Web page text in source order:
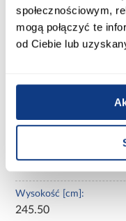
społecznościowym,
mogą połączyć te
od Ciebie lub
Rodzaj drzwi:
uchylne
110.00
50.00
Wysokość [cm]:
245.50